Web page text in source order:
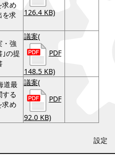
設定
求め
を求
126.4 KB)
・強
の提
議案(
PDF
148.5 KB)
道最
する
求め
議案(
PDF
92.0 KB)